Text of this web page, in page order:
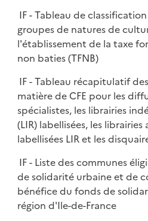
IF - Tableau de
groupes de natures de
l'établissement de la taxe
non baties (TFNB)
IF - Tableau récapitulatif
matière de CFE pour les
spécialistes, les librairies
(LIR) labellisées, les
labellisées LIR et les
IF - Liste des communes
de solidarité urbaine et de
bénéfice du fonds de
région d'Ile-de-France